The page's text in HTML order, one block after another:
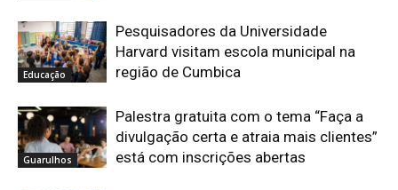
Educação
Pesquisadores da Universidade
Harvard visitam escola municipal na
região de Cumbica
Guarulhos
Palestra gratuita com o tema “Faça a
divulgação certa e atraia mais clientes”
está com inscrições abertas